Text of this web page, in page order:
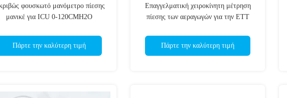
φουσκωτό μανόμετρο πίεσης
μανικέ για ICU 0-120CMH2O
Πάρτε την καλύτερη τιμή
Επαγγελματική χειροκίνητη μέτρηση
πίεσης των αεραγωγών για την ETT
Πάρτε την καλύτερη τιμή